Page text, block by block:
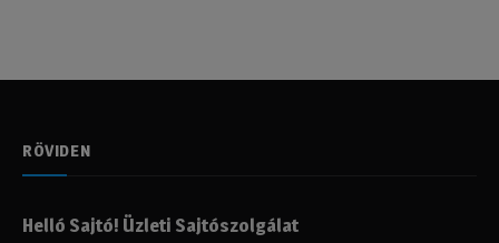
RÖVIDEN
Helló Sajtó! Üzleti Sajtószolgálat